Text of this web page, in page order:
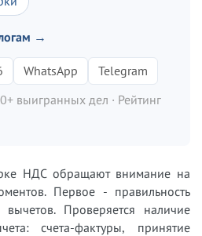
→
WhatsApp
Telegram
выигранных дел · Рейтинг
НДС обращают внимание на
Первое - правильность
Проверяется наличие
счета-фактуры, принятие